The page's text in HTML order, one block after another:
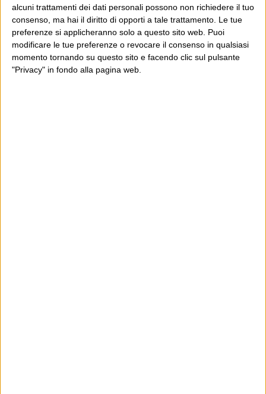
alcuni trattamenti dei dati personali possono non richiedere il tuo
consenso, ma hai il diritto di opporti a tale trattamento. Le tue
preferenze si applicheranno solo a questo sito web. Puoi
modificare le tue preferenze o revocare il consenso in qualsiasi
momento tornando su questo sito e facendo clic sul pulsante
"Privacy" in fondo alla pagina web.
E per i regali di Natale